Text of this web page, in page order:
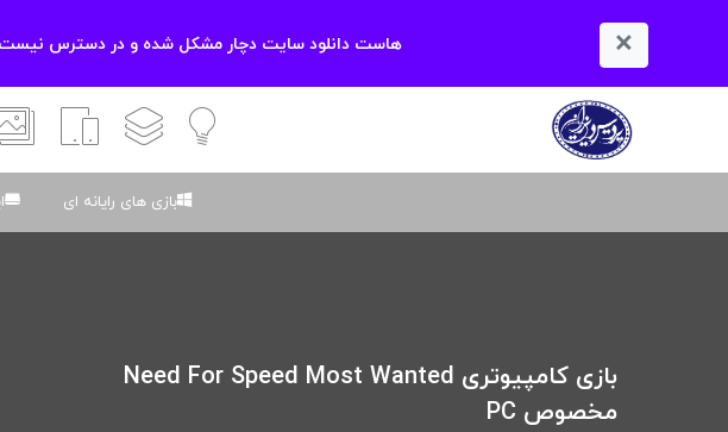
× هاست دانلود سایت دچار مشکل شده و در دسترس نیست،
آموزشیلایه باز اسکریپت
بازی های رایانه ای
بازی کامپیوتری Need For Speed Most Wanted
مخصوص PC